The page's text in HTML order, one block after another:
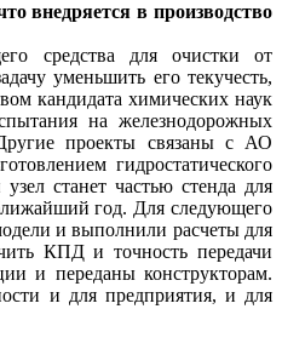
внедряется в производство
средства для очистки от
уменьшить его текучесть,
кандидата химических наук
на железнодорожных
проекты связаны с АО
гидростатического
станет частью стенда для
год. Для следующего
и выполнили расчеты для
КПД и точность передачи
и переданы конструкторам.
и для предприятия, и для